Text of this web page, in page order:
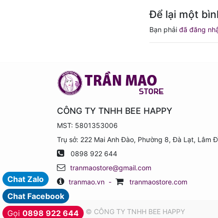
Để lại một
Bạn phải đã đăng
CÔNG TY TNHH BEE HAPPY
MST: 5801353006
Trụ sở: 222 Mai Anh Đào, Phường 8, Đà Lạt, Lâm
0898 922 644
tranmaostore@gmail.com
tranmao.vn - tranmaostore.com
Chat Zalo
Chat Facebook
Gọi 0898 922 644
Copyright © CÔNG TY TNHH BEE HAPPY